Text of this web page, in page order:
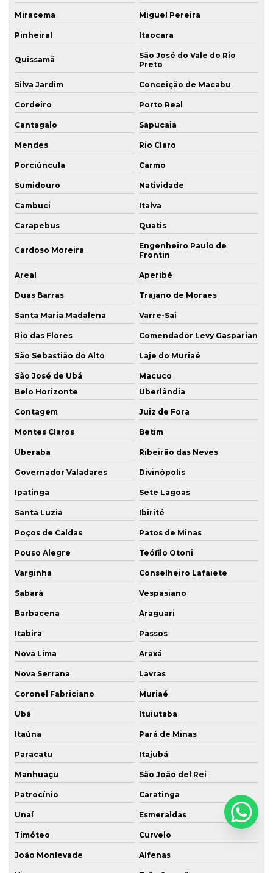
Miracema Miguel Pereira
Pinheiral Itaocara
Quissamã
São José do Vale do Rio
Preto
Silva Jardim Conceição de Macabu
Cordeiro Porto Real
Cantagalo Sapucaia
Mendes Rio Claro
Porciúncula Carmo
Sumidouro Natividade
Cambuci Italva
Carapebus Quatis
Cardoso Moreira
Engenheiro Paulo de
Frontin
Areal Aperibé
Duas Barras Trajano de Moraes
Santa Maria Madalena Varre-Sai
Rio das Flores Comendador Levy Gasparian
São Sebastião do Alto Laje do Muriaé
São José de Ubá
Macuco
Belo Horizonte
Uberlândia
Contagem Juiz de Fora
Montes Claros Betim
Uberaba Ribeirão das Neves
Governador Valadares Divinópolis
Ipatinga Sete Lagoas
Santa Luzia Ibirité
Poços de Caldas Patos de Minas
Pouso Alegre Teófilo Otoni
Varginha Conselheiro Lafaiete
Sabará Vespasiano
Barbacena Araguari
Itabira Passos
Nova Lima Araxá
Nova Serrana Lavras
Coronel Fabriciano Muriaé
Ubá Ituiutaba
Itaúna Pará de Minas
Paracatu Itajubá
Manhuaçu São João del Rei
Patrocínio Caratinga
Unaí Esmeraldas
Timóteo Curvelo
João Monlevade Alfenas